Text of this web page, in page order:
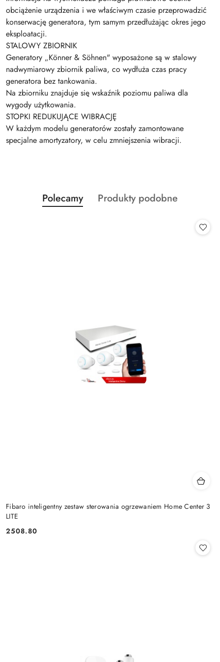
obciążenie urządzenia i we właściwym czasie przeprowadzić
konserwację generatora, tym samym przedłużając okres jego
eksploatacji.
STALOWY ZBIORNIK
Generatory „Könner & Söhnen" wyposażone są w stalowy
nadwymiarowy zbiornik paliwa, co wydłuża czas pracy
generatora bez tankowania.
Na zbiorniku znajduje się wskaźnik poziomu paliwa dla
wygody użytkowania.
STOPKI REDUKUJĄCE WIBRACJĘ
W każdym modelu generatorów zostały zamontowane
specjalne amortyzatory, w celu zmniejszenia wibracji.
Pomiń karuzelę produktów
Produkty
o
Polecamy
Produkty
Produkty podobne
Fibaro inteligentny zestaw sterowania ogrzewaniem Home Center 3
LITE
Cena:
2508.80